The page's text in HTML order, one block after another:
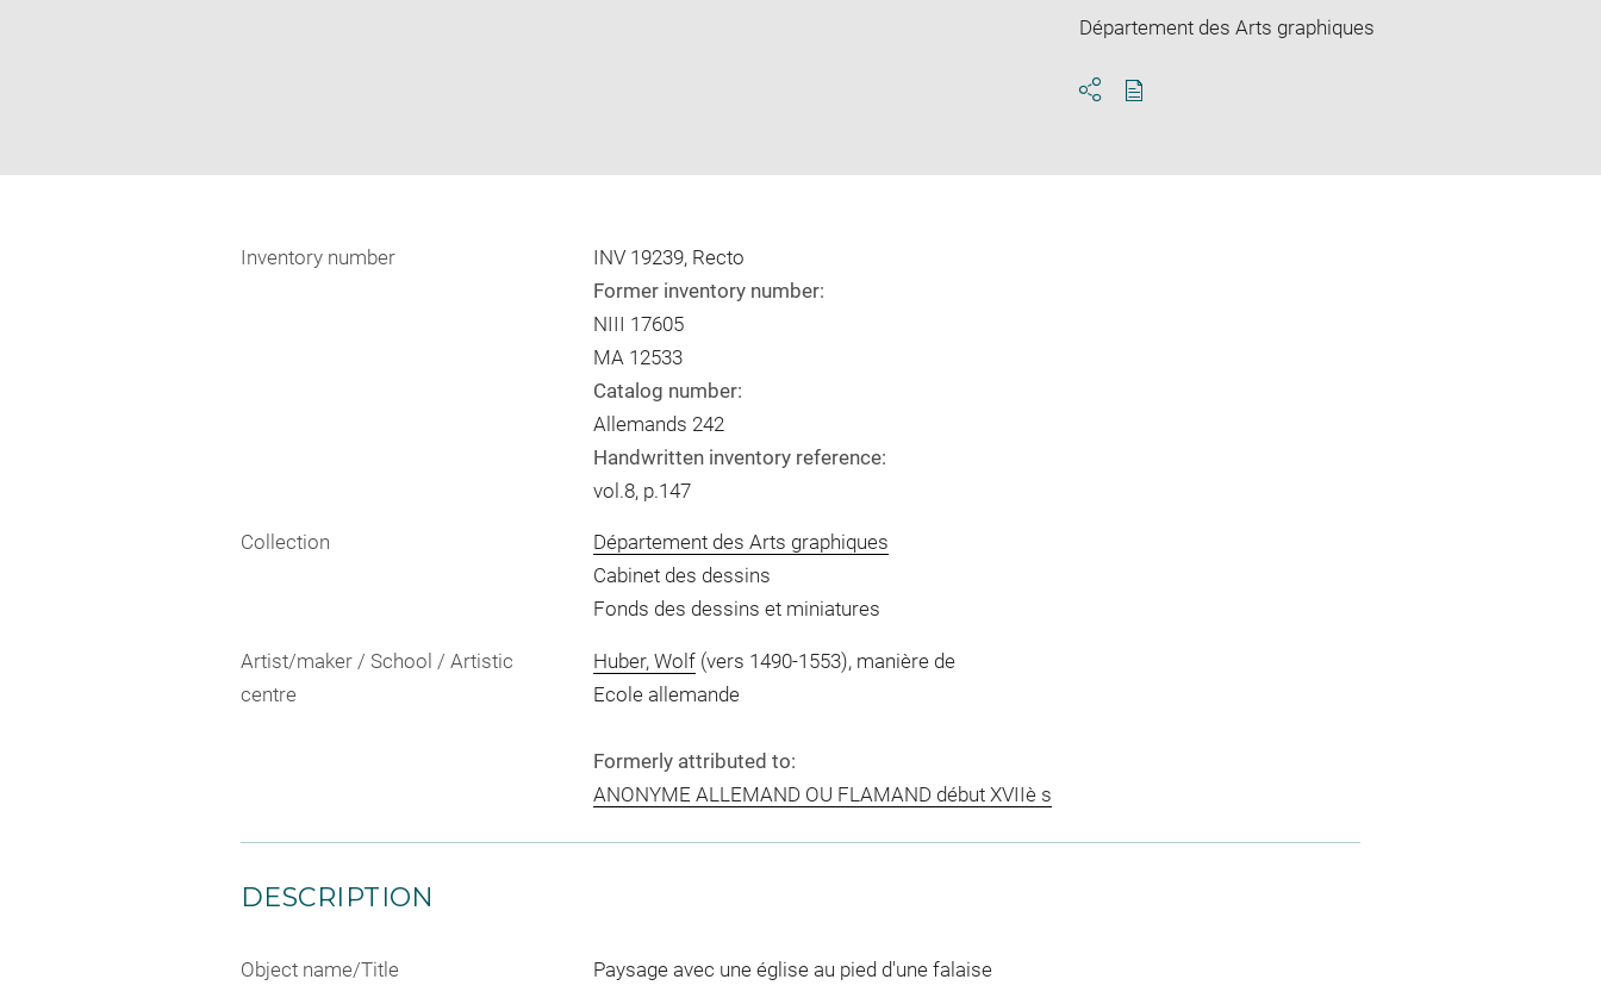
Département des Arts graphiques
Inventory number
INV 19239, Recto
Former inventory number:
NIII 17605
MA 12533
Catalog number:
Allemands 242
Handwritten inventory reference:
vol.8, p.147
Collection
Département des Arts graphiques
Cabinet des dessins
Fonds des dessins et miniatures
Artist/maker / School / Artistic
centre
Huber, Wolf(vers 1490-1553), manière de
Ecole allemande
Formerly attributed to:
ANONYME ALLEMAND OU FLAMAND début XVIIè s
DESCRIPTION
Object name/Title Paysage avec une église au pied d'une falaise